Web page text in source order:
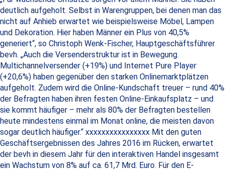
deutlich aufgeholt. Selbst in Warengruppen, bei denen man das
nicht auf Anhieb erwartet wie beispielsweise Möbel, Lampen
und Dekoration. Hier haben Männer ein Plus von 40,5%
generiert“, so Christoph Wenk-Fischer, Hauptgeschäftsführer
bevh. „Auch die Versenderstruktur ist in Bewegung.
Multichannelversender (+19%) und Internet Pure Player
(+20,6%) haben gegenüber den starken Onlinemarktplätzen
aufgeholt. Zudem wird die Online-Kundschaft treuer – rund 40%
der Befragten haben ihren festen Online-Einkaufsplatz – und
sie kommt häufiger – mehr als 80% der Befragten bestellen
heute mindestens einmal im Monat online, die meisten davon
sogar deutlich häufiger.“ xxxxxxxxxxxxxxxx Mit den guten
Geschäftsergebnissen des Jahres 2016 im Rücken, erwartet
der bevh in diesem Jahr für den interaktiven Handel insgesamt
ein Wachstum von 8% auf ca. 61,7 Mrd. Euro. Für den E-